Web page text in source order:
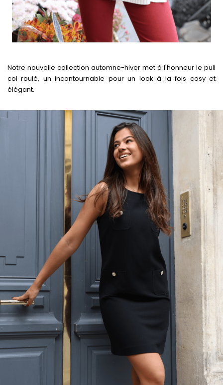
Notre nouvelle collection automne-hiver met à l'honneur le pull
col roulé, un incontournable pour un look à la fois cosy et
élégant.